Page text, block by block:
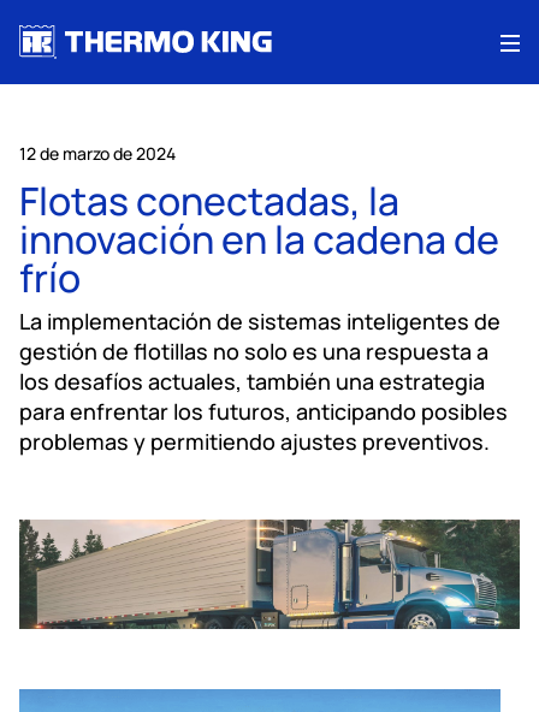
12 de marzo de 2024
Flotas conectadas, la
innovación en la cadena de
frío
La implementación de sistemas inteligentes de
gestión de flotillas no solo es una respuesta a
los desafíos actuales, también una estrategia
para enfrentar los futuros, anticipando posibles
problemas y permitiendo ajustes preventivos.